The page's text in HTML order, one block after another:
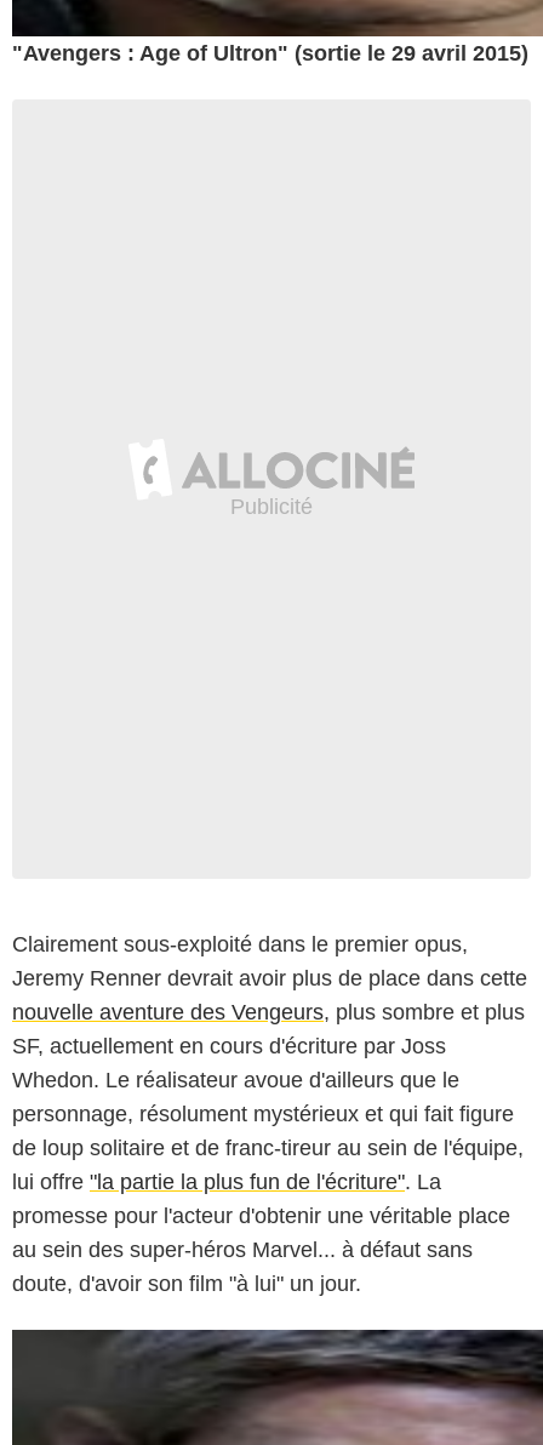
"Avengers : Age of Ultron" (sortie le 29 avril 2015)
Clairement sous-exploité dans le premier opus,
Jeremy Renner devrait avoir plus de place dans cette
nouvelle aventure des Vengeurs, plus sombre et plus
SF, actuellement en cours d'écriture par Joss
Whedon. Le réalisateur avoue d'ailleurs que le
personnage, résolument mystérieux et qui fait figure
de loup solitaire et de franc-tireur au sein de l'équipe,
lui offre "la partie la plus fun de l'écriture". La
promesse pour l'acteur d'obtenir une véritable place
au sein des super-héros Marvel... à défaut sans
doute, d'avoir son film "à lui" un jour.